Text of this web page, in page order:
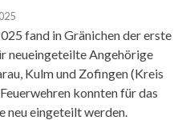
fand in Gränichen der erste
neueingeteilte Angehörige
Kulm und Zofingen (Kreis
konnten für das
neu eingeteilt werden.